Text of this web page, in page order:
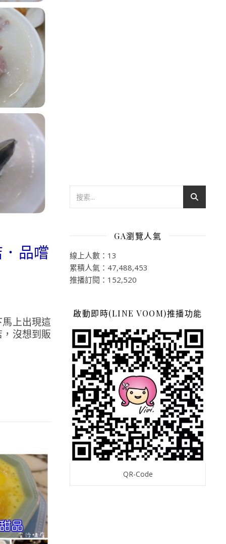
品嚐
上出現這
沒想到販
GA瀏覽人氣
線上人數：13
累積人氣：47,488,453
推播訂閱：152,520
啟動即時(LINE VOOM)推播功能
QR-Code